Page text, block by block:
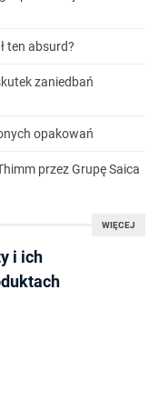
ten absurd?
zaniedbań
opakowań
przez Grupę Saica
WIĘCEJ
i ich